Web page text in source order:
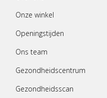
Onze winkel
Openingstijden
Ons team
Gezondheidscentrum
Gezondheidsscan